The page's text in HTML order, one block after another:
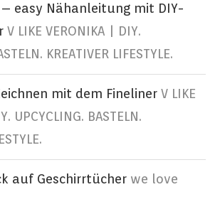
– easy Nähanleitung mit DIY-
V LIKE VERONIKA | DIY.
KREATIVER LIFESTYLE.
mit dem Fineliner V LIKE
UPCYCLING. BASTELN.
auf Geschirrtücher we love